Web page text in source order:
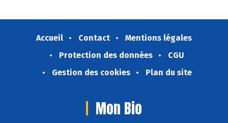
Accueil Contact
Mentions légales
Protection des données
CGU
Gestion des cookies
Plan du site
Mon Bio